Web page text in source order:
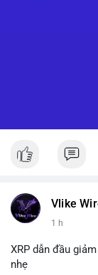
Vlike
1 h
XRP dẫn đầu
nhẹ